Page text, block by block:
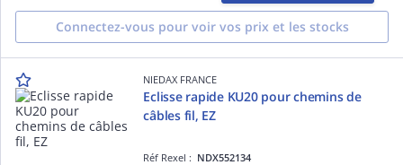
Connectez-vous pour voir vos prix et les stocks
NIEDAX FRANCE
Eclisse rapide KU20 pour chemins de
câbles fil, EZ
Réf Rexel : NDX552134